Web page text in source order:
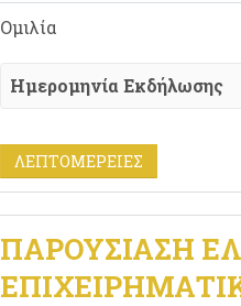
Ομιλία
Ημερομηνία Εκδήλωσης
ΛΕΠΤΟΜΈΡΕΙΕΣ
ΠΑΡΟΥΣΙΑΣΗ